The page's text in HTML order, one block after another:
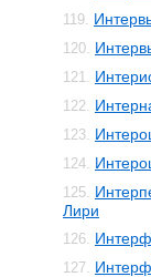
119.
120.
121.
122.
123.
124.
125.
Лири
126.
127.